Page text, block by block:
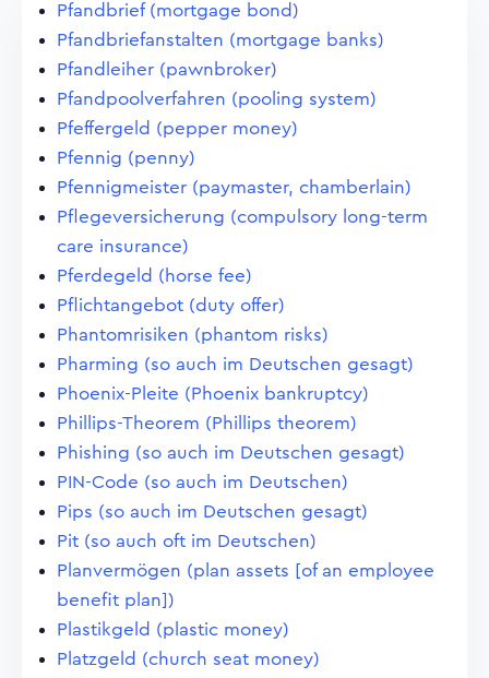
Pfandbrief (mortgage bond)
Pfandbriefanstalten (mortgage banks)
Pfandleiher (pawnbroker)
Pfandpoolverfahren (pooling system)
Pfeffergeld (pepper money)
Pfennig (penny)
Pfennigmeister (paymaster, chamberlain)
Pflegeversicherung (compulsory long-term
care insurance)
Pferdegeld (horse fee)
Pflichtangebot (duty offer)
Phantomrisiken (phantom risks)
Pharming (so auch im Deutschen gesagt)
Phoenix-Pleite (Phoenix bankruptcy)
Phillips-Theorem (Phillips theorem)
Phishing (so auch im Deutschen gesagt)
PIN-Code (so auch im Deutschen)
Pips (so auch im Deutschen gesagt)
Pit (so auch oft im Deutschen)
Planvermögen (plan assets [of an employee
benefit plan])
Plastikgeld (plastic money)
Platzgeld (church seat money)